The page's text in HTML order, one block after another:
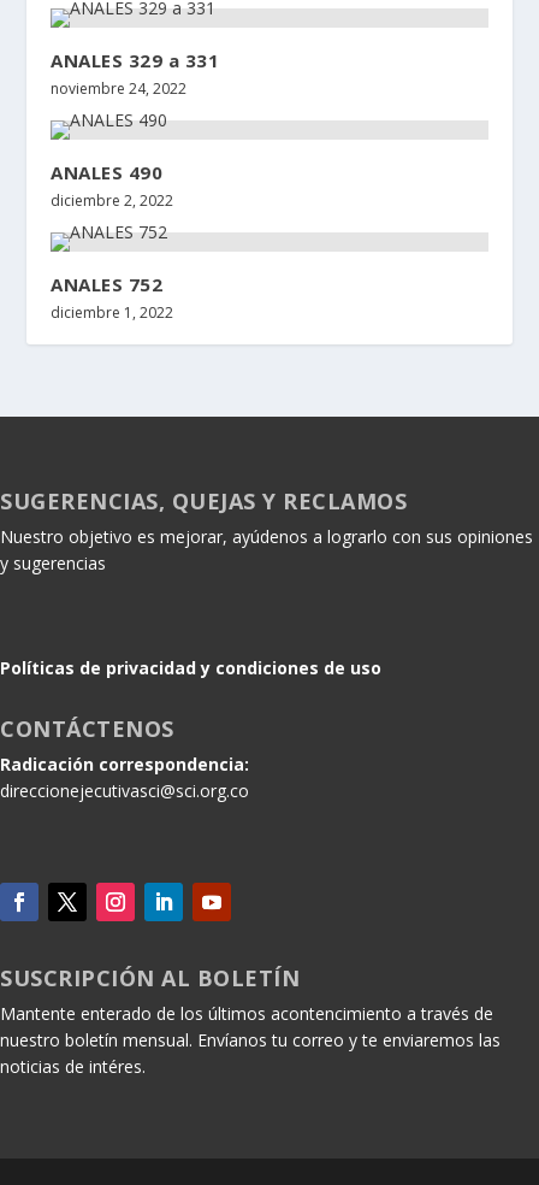
ANALES 329 a 331
noviembre 24, 2022
ANALES 490
diciembre 2, 2022
ANALES 752
diciembre 1, 2022
SUGERENCIAS, QUEJAS Y RECLAMOS
Nuestro objetivo es mejorar, ayúdenos a lograrlo con sus opiniones
y sugerencias
Políticas de privacidad y condiciones de uso
CONTÁCTENOS
Radicación correspondencia:
direccionejecutivasci@sci.org.co
SUSCRIPCIÓN AL BOLETÍN
Mantente enterado de los últimos acontencimiento a través de
nuestro boletín mensual. Envíanos tu correo y te enviaremos las
noticias de intéres.